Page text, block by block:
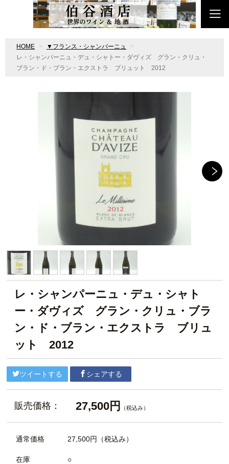
HOME
▼フランス・シャンパーニュ
レ・シャンパーニュ・デュ・シャトー・ダヴィズ グラン・クリュ・
ブラン・ド・ブラン・エクストラ ブリュット 2012
レ・シャンパーニュ・デュ・シャト
ー・ダヴィズ グラン・クリュ・ブラ
ン・ド・ブラン・エクストラ ブリュ
ット 2012
ツイートする シェアする
販売価格： 27,500円 （税込み）
通常価格 27,500円 （税込み）
在庫 ○